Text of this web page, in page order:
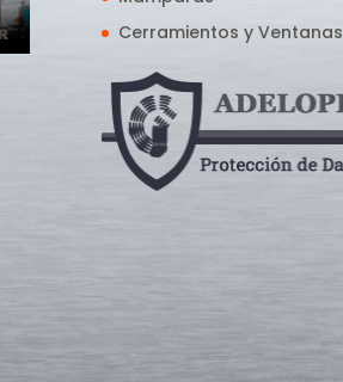
Cerramientos y Ventanas